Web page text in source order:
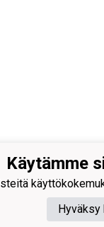
Käytämme
Hyväksy